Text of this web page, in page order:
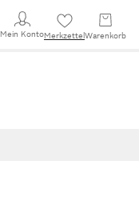
Mein KontoMerkzettel Warenkorb